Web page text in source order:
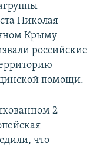
Николая
Крыму
российские
помощи.
2
что